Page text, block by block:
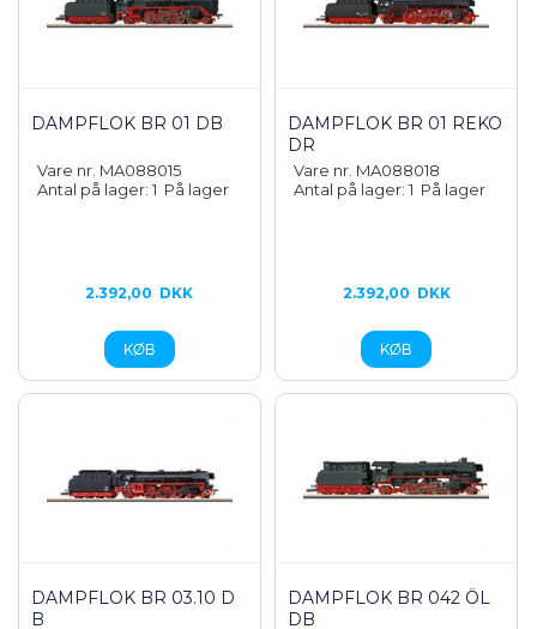
DAMPFLOK BR 01 DB
Vare nr. MA088015
Antal på lager: 1 På lager
2.392,00 DKK
DAMPFLOK BR 01 REKO
DR
Vare nr. MA088018
Antal på lager: 1 På lager
2.392,00 DKK
DAMPFLOK BR 03.10 D
B
DAMPFLOK BR 042 ÖL
DB